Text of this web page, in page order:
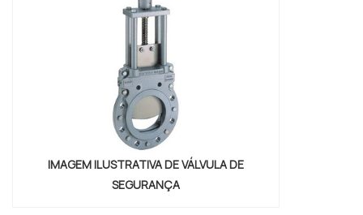
IMAGEM ILUSTRATIVA DE VÁLVULA DE
SEGURANÇA